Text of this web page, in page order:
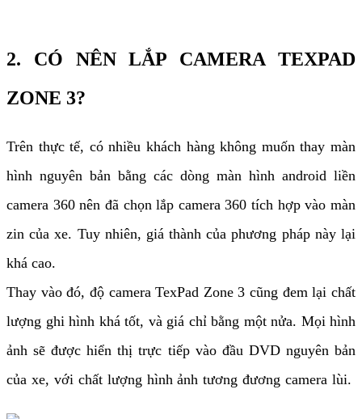
2. CÓ NÊN LẮP CAMERA TEXPAD
ZONE 3?
Trên thực tế, có nhiều khách hàng không muốn thay màn
hình nguyên bản bằng các dòng màn hình android liền
camera 360 nên đã chọn lắp camera 360 tích hợp vào màn
zin của xe. Tuy nhiên, giá thành của phương pháp này lại
khá cao.
Thay vào đó, độ camera TexPad Zone 3 cũng đem lại chất
lượng ghi hình khá tốt, và giá chỉ bằng một nửa. Mọi hình
ảnh sẽ được hiển thị trực tiếp vào đầu DVD nguyên bản
của xe, với chất lượng hình ảnh tương đương camera lùi.